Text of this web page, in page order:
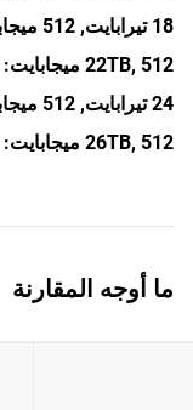
18 تيرابايت,
512 ميجابايت:
22TB, 512 ميجابايت:
24 تيرابايت,
512 ميجابايت:
26TB, 512 ميجابايت:
ما أوجه المقارنة